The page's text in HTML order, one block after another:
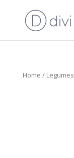
Home / Legumes